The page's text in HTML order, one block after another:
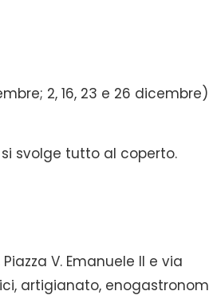
2, 16, 23 e 26
svolge tutto al coperto.
V. Emanuele II e via
artigianato,